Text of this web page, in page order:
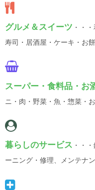
グルメ＆スイーツ ・・
寿司・居酒屋・ケーキ・お
スーパー・食料品・お
ニ・肉・野菜・魚・惣菜・お
暮らしのサービス ・・
ーニング・修理、メンテナ